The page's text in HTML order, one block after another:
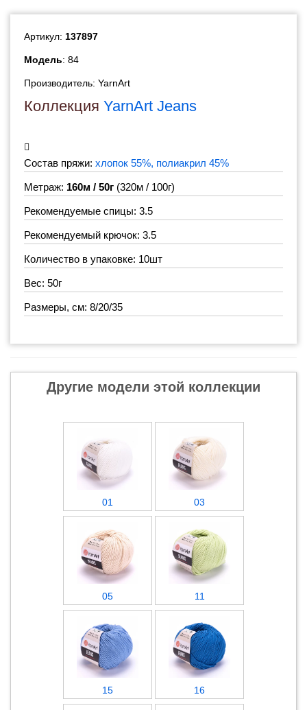
Артикул: 137897
Модель: 84
Производитель: YarnArt
Коллекция YarnArt Jeans
Состав пряжи: хлопок 55%, полиакрил 45%
Метраж: 160м / 50г (320м / 100г)
Рекомендуемые спицы: 3.5
Рекомендуемый крючок: 3.5
Количество в упаковке: 10шт
Вес: 50г
Размеры, см: 8/20/35
Другие модели этой коллекции
01 03
05 11
15 16